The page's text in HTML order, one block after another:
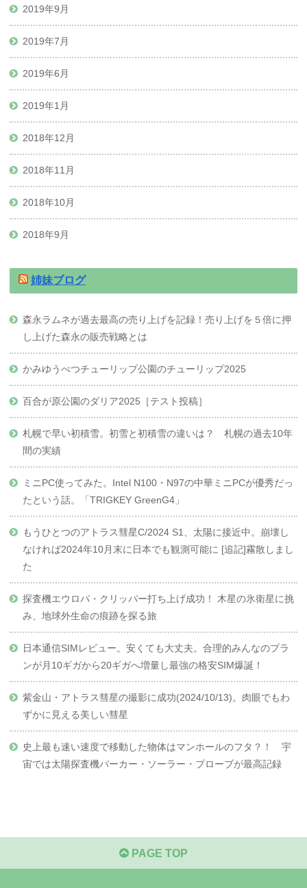
2019年9月
2019年7月
2019年6月
2019年1月
2018年12月
2018年11月
2018年10月
2018年9月
姉妹ブログ
森永ラムネが過去最高の売り上げを記録！売り上げを５倍に押
し上げた森永の販売戦略とは
かみゆうべつチューリップ公園のチューリップ2025
百合が原公園のダリア2025［テスト投稿］
札幌で早い初積雪。初雪と初積雪の違いは？ 札幌の過去10年
間の実績
ミニPC使ってみた。Intel N100・N97の中華ミニPCが優秀だっ
たという話。「TRIGKEY GreenG4」
もうひとつのアトラス彗星C/2024 S1、太陽に接近中。崩壊し
なければ2024年10月末に日本でも観測可能に [追記]霧散しまし
た
探査機エウロパ・クリッパー打ち上げ成功！ 木星の氷衛星に挑
み、地球外生命の痕跡を探る旅
日本通信SIMレビュー。安くても大丈夫。合理的みんなのプラ
ンが月10ギガから20ギガへ増量し最強の格安SIM爆誕！
紫金山・アトラス彗星の撮影に成功(2024/10/13)。肉眼でもわ
ずかに見える美しい彗星
史上最も速い速度で移動した物体はマンホールのフタ？！ 宇
宙では太陽探査機パーカー・ソーラー・プローブが最高記録
PAGE TOP